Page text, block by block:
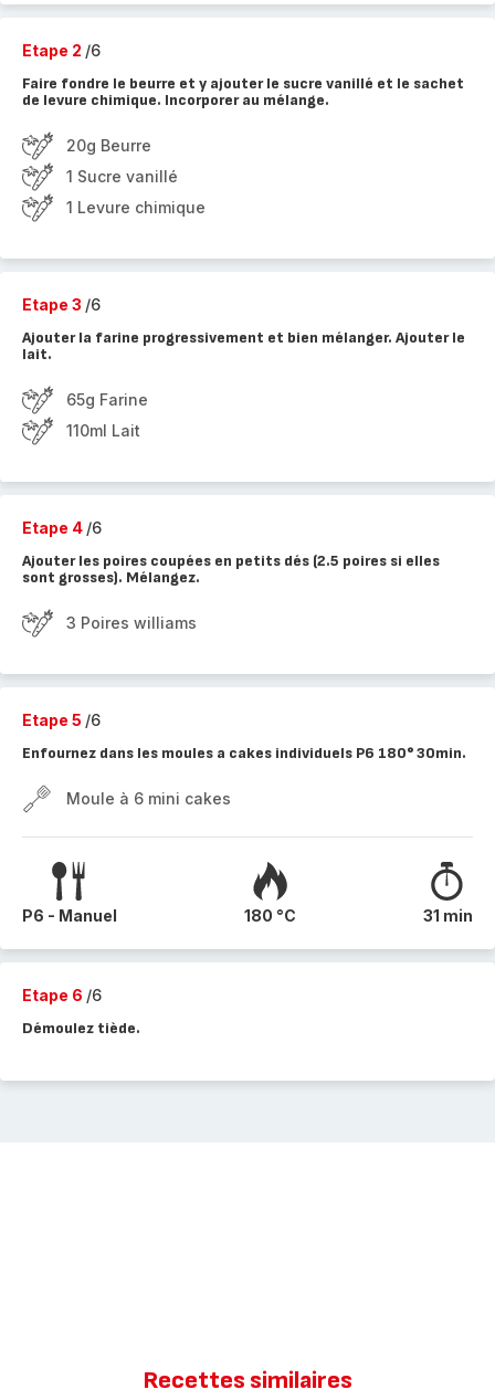
Etape 2 /6
Faire fondre le beurre et y ajouter le sucre vanillé et le sachet
de levure chimique. Incorporer au mélange.
20g Beurre
1 Sucre vanillé
1 Levure chimique
Etape 3 /6
Ajouter la farine progressivement et bien mélanger. Ajouter le
lait.
65g Farine
110ml Lait
Etape 4 /6
Ajouter les poires coupées en petits dés (2.5 poires si elles
sont grosses). Mélangez.
3 Poires williams
Etape 5 /6
Enfournez dans les moules a cakes individuels P6 180° 30min.
Moule à 6 mini cakes
P6 - Manuel 180 °C 31 min
Etape 6 /6
Démoulez tiède.
Recettes similaires